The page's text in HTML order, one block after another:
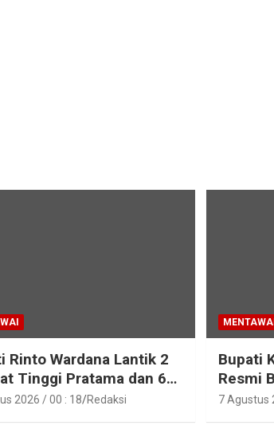
Rinto Wardana Lantik 2
Tinggi Pratama dan 6
Fungsional di
2026 / 00 : 18 Redaksi
Bupati
Resmi
7 Agustus